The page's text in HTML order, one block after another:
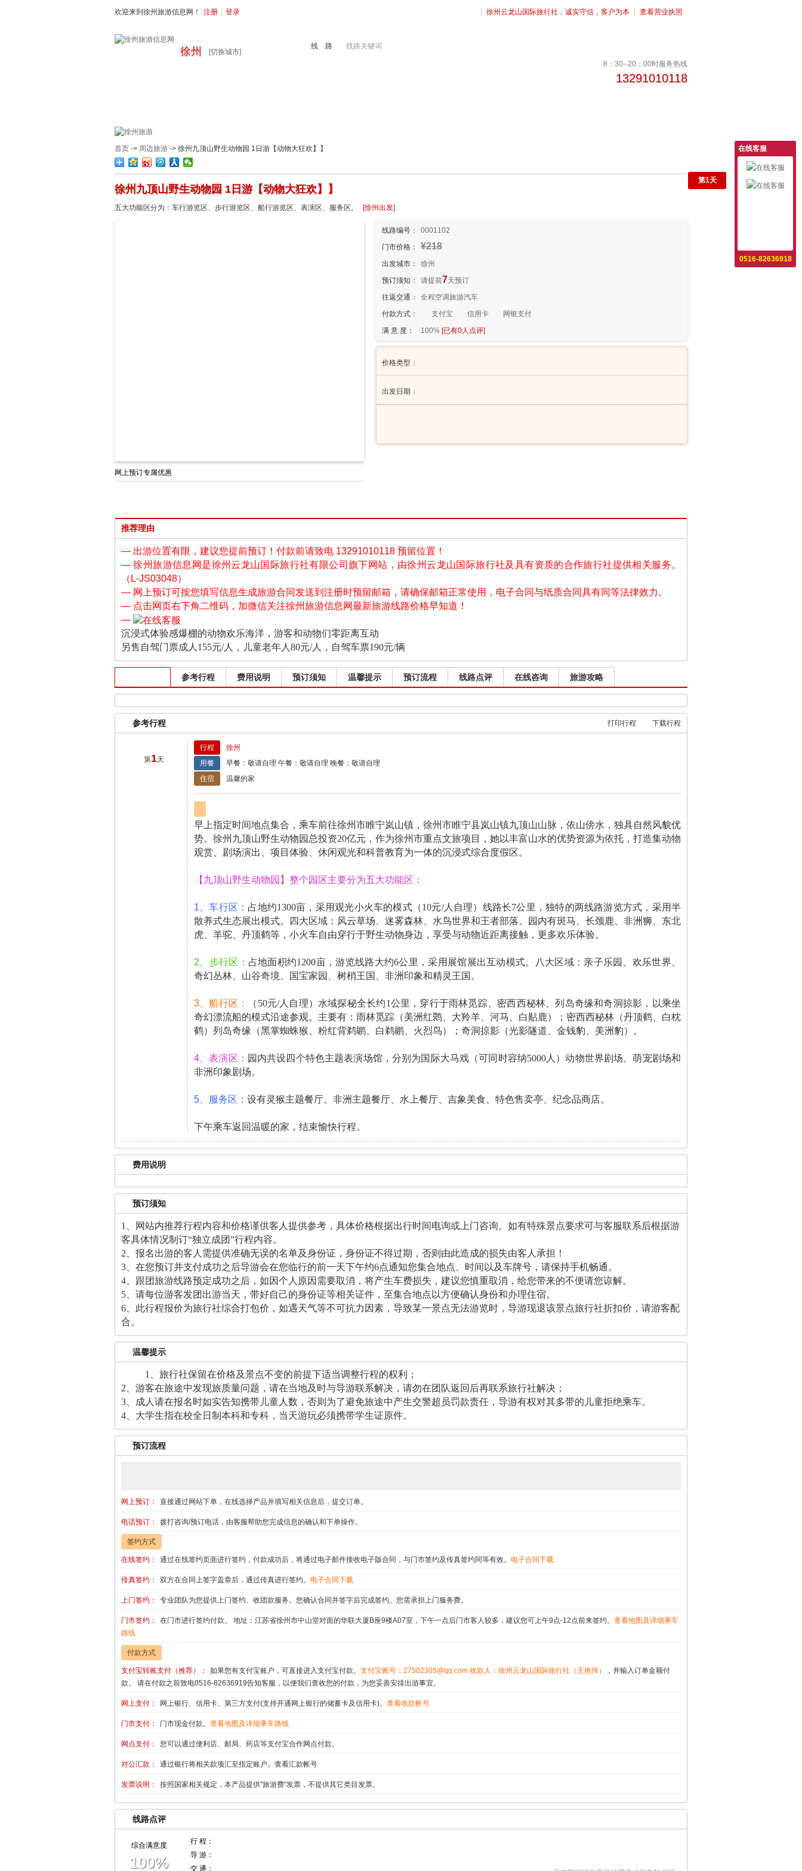
欢迎来到徐州旅游信息网！ 注册 登录 徐州云龙山国际旅行社，诚实守信，客户为本 查看营业执照
徐州 [切换城市]
线路关键词
线 路
8：30--20：00时服务热线
13291010118
首页 -> 周边旅游 -> 徐州九顶山野生动物园 1日游【动物大狂欢】】
徐州九顶山野生动物园 1日游【动物大狂欢】】
五大功能区分为：车行游览区、步行游览区、船行游览区、表演区、服务区。 [徐州出发]
网上预订专属优惠
线路编号：
0001102
门市价格：
¥218
出发城市：
徐州
预订须知：
请提前7天预订
往返交通：
全程空调旅游汽车
付款方式：
支付宝 信用卡
网银支付
满 意 度：
100% [已有0人点评]
价格类型：
出发日期：
推荐理由
— 出游位置有限，建议您提前预订！付款前请致电 13291010118 预留位置！
— 徐州旅游信息网是徐州云龙山国际旅行社有限公司旗下网站，由徐州云龙山国际旅行社及具有资质的合作旅行社提供相关服务。
（L-JS03048）
— 网上预订可按您填写信息生成旅游合同发送到注册时预留邮箱，请确保邮箱正常使用，电子合同与纸质合同具有同等法律效力。
— 点击网页右下角二维码，加微信关注徐州旅游信息网最新旅游线路价格早知道！
—
沉浸式体验感爆棚的动物欢乐海洋，游客和动物们零距离互动
另售自驾门票成人155元/人，儿童老年人80元/人，自驾车票190元/辆
参考行程 费用说明 预订须知 温馨提示 预订流程 线路点评 在线咨询 旅游攻略
打印行程 下载行程
参考行程
第1天
行程
徐州
用餐
早餐：敬请自理 午餐：敬请自理 晚餐：敬请自理
住宿
温馨的家
早上指定时间地点集合，乘车前往徐州市睢宁岚山镇，徐州市睢宁县岚山镇九顶山山脉，依山傍水，独具自然风貌优
势。徐州九顶山野生动物园总投资20亿元，作为徐州市重点文旅项目，她以丰富山水的优势资源为依托，打造集动物
观赏、剧场演出、项目体验、休闲观光和科普教育为一体的沉浸式综合度假区。
【九顶山野生动物园】整个园区主要分为五大功能区：
1、车行区： 占地约1300亩，采用观光小火车的模式（10元/人自理）线路长7公里，独特的两线路游览方式，采用半
散养式生态展出模式。四大区域：风云草场、迷雾森林、水鸟世界和王者部落。园内有斑马、长颈鹿、非洲狮、东北
虎、羊驼、丹顶鹤等，小火车自由穿行于野生动物身边，享受与动物近距离接触，更多欢乐体验。
2、步行区： 占地面积约1200亩，游览线路大约6公里，采用展馆展出互动模式。八大区域：亲子乐园、欢乐世界、
奇幻丛林、山谷奇境、国宝家园、树梢王国、非洲印象和精灵王国。
3、船行区：
（50元/人自理）水域探秘全长约1公里，穿行于雨林觅踪、密西西秘林、列岛奇缘和奇洞掠影，以乘坐
奇幻漂流船的模式沿途参观。主要有：雨林觅踪（美洲红鹮、大羚羊、河马、白黇鹿）；密西西秘林（丹顶鹤、白枕
鹤）列岛奇缘（黑掌蜘蛛猴、粉红背鹈鹕、白鹈鹕、火烈鸟）；奇洞掠影（光影隧道、金钱豹、美洲豹）。
4、表演区： 园内共设四个特色主题表演场馆，分别为国际大马戏（可同时容纳5000人）动物世界剧场、萌宠剧场和
非洲印象剧场。
5、服务区： 设有灵猴主题餐厅、非洲主题餐厅、水上餐厅、吉象美食、特色售卖亭、纪念品商店。
下午乘车返回温暖的家，结束愉快行程。
费用说明
预订须知
1、网站内推荐行程内容和价格谨供客人提供参考，具体价格根据出行时间电询或上门咨询。如有特殊景点要求可与客服联系后根据游
客具体情况制订“独立成团”行程内容。
2、报名出游的客人需提供准确无误的名单及身份证，身份证不得过期，否则由此造成的损失由客人承担！
3、在您预订并支付成功之后导游会在您临行的前一天下午约6点通知您集合地点、时间以及车牌号，请保持手机畅通。
4、跟团旅游线路预定成功之后，如因个人原因需要取消，将产生车费损失，建议您慎重取消，给您带来的不便请您谅解。
5、请每位游客发团出游当天，带好自己的身份证等相关证件，至集合地点以方便确认身份和办理住宿。
6、此行程报价为旅行社综合打包价，如遇天气等不可抗力因素，导致某一景点无法游览时，导游现退该景点旅行社折扣价，请游客配
合。
温馨提示
1、旅行社保留在价格及景点不变的前提下适当调整行程的权利；
2、游客在旅途中发现旅质量问题，请在当地及时与导游联系解决，请勿在团队返回后再联系旅行社解决；
3、成人请在报名时如实告知携带儿童人数，否则为了避免旅途中产生交警超员罚款责任，导游有权对其多带的儿童拒绝乘车。
4、大学生指在校全日制本科和专科，当天游玩必须携带学生证原件。
预订流程
网上预订： 直接通过网站下单，在线选择产品并填写相关信息后，提交订单。
电话预订： 拨打咨询/预订电话，由客服帮助您完成信息的确认和下单操作。
签约方式
在线签约： 通过在线签约页面进行签约，付款成功后，将通过电子邮件接收电子版合同，与门市签约及传真签约同等有效。 电子合同下载
传真签约： 双方在合同上签字盖章后，通过传真进行签约。 电子合同下载
上门签约： 专业团队为您提供上门签约、收团款服务。您确认合同并签字后完成签约。您需承担上门服务费。
门市签约： 在门市进行签约付款。 地址：江苏省徐州市中山堂对面的华联大厦B座9楼A07室，下午一点后门市客人较多，建议您可上午9点-12点前来签约。 查看地图及详细乘车
路线
付款方式
支付宝转账支付（推荐）： 如果您有支付宝账户，可直接进入支付宝付款。 支付宝账号：27502305@qq.com 收款人：徐州云龙山国际旅行社（王艳伟）
，并输入订单金额付
款。 请在付款之前致电0516-82636919告知客服，以便我们查收您的付款，为您妥善安排出游事宜。
网上支付： 网上银行、信用卡、第三方支付(支持开通网上银行的储蓄卡及信用卡)。 查看收款帐号
门市支付： 门市现金付款。 查看地图及详细乘车路线
网点支付： 您可以通过便利店、邮局、药店等支付宝合作网点付款。
对公汇款： 通过银行将相关款项汇至指定账户。查看汇款帐号
发票说明： 按照国家相关规定，本产品提供"旅游费"发票，不提供其它类目发票。
线路点评
综合满意度
100%
行 程：
导 游：
交 通：
第1天
在线客服
0516-82636918